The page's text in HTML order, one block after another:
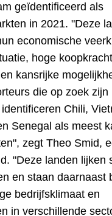
geïdentificeerd als
in 2021. "Deze
economische
hoge
kansrijke
die op zoek zijn
Chili,
Senegal als meest
zegt Theo Smid,
"Deze landen lijken
en staan daarnaast
bedrijfsklimaat en
in verschillende